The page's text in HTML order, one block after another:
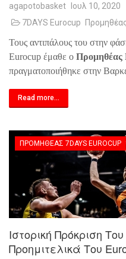
agapotobasket Ιουλ 10, 2020
7DAYS Eurocup
Τους αντιπάλους του στην
Eurocup έμαθε ο Προμηθέας
πραγματοποιήθηκε στην
Read more...
ΠΡΟΜΗΘΈΑΣ 7DAYS EUROCUP
Ιστορική Πρόκριση
Προημιτελικά Του